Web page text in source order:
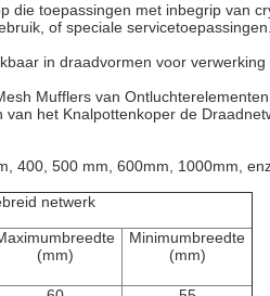
die toepassingen met inbegrip van
of speciale servicetoepassingen.
in draadvormen voor
Mufflers van
het Knalpottenkoper de
400, 500 mm, 600mm, 1000mm,
netwerk
(mm)
Minimumbreedte
(mm)